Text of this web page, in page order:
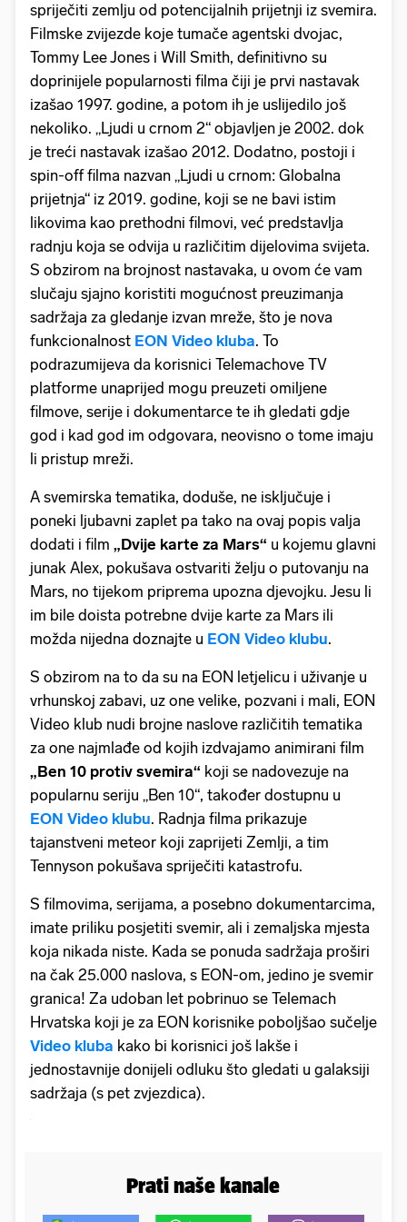
spriječiti zemlju od potencijalnih prijetnji iz svemira.
Filmske zvijezde koje tumače agentski dvojac,
Tommy Lee Jones i Will Smith, definitivno su
doprinijele popularnosti filma čiji je prvi nastavak
izašao 1997. godine, a potom ih je uslijedilo još
nekoliko. „Ljudi u crnom 2“ objavljen je 2002. dok
je treći nastavak izašao 2012. Dodatno, postoji i
spin-off filma nazvan „Ljudi u crnom: Globalna
prijetnja“ iz 2019. godine, koji se ne bavi istim
likovima kao prethodni filmovi, već predstavlja
radnju koja se odvija u različitim dijelovima svijeta.
S obzirom na brojnost nastavaka, u ovom će vam
slučaju sjajno koristiti mogućnost preuzimanja
sadržaja za gledanje izvan mreže, što je nova
funkcionalnost EON Video kluba. To
podrazumijeva da korisnici Telemachove TV
platforme unaprijed mogu preuzeti omiljene
filmove, serije i dokumentarce te ih gledati gdje
god i kad god im odgovara, neovisno o tome imaju
li pristup mreži.
A svemirska tematika, doduše, ne isključuje i
poneki ljubavni zaplet pa tako na ovaj popis valja
dodati i film „Dvije karte za Mars“ u kojemu glavni
junak Alex, pokušava ostvariti želju o putovanju na
Mars, no tijekom priprema upozna djevojku. Jesu li
im bile doista potrebne dvije karte za Mars ili
možda nijedna doznajte u EON Video klubu.
S obzirom na to da su na EON letjelicu i uživanje u
vrhunskoj zabavi, uz one velike, pozvani i mali, EON
Video klub nudi brojne naslove različitih tematika
za one najmlađe od kojih izdvajamo animirani film
„Ben 10 protiv svemira“ koji se nadovezuje na
popularnu seriju „Ben 10“, također dostupnu u
EON Video klubu. Radnja filma prikazuje
tajanstveni meteor koji zaprijeti Zemlji, a tim
Tennyson pokušava spriječiti katastrofu.
S filmovima, serijama, a posebno dokumentarcima,
imate priliku posjetiti svemir, ali i zemaljska mjesta
koja nikada niste. Kada se ponuda sadržaja proširi
na čak 25.000 naslova, s EON-om, jedino je svemir
granica! Za udoban let pobrinuo se Telemach
Hrvatska koji je za EON korisnike poboljšao sučelje
Video kluba kako bi korisnici još lakše i
jednostavnije donijeli odluku što gledati u galaksiji
sadržaja (s pet zvjezdica).
Prati naše kanale